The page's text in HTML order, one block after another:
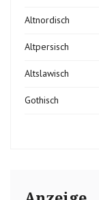
Altnordisch
Altpersisch
Altslawisch
Gothisch